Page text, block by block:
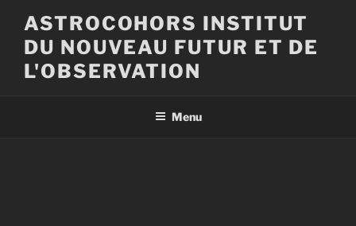
contenu
principal
ASTROCOHORS INSTITUT
DU NOUVEAU FUTUR ET DE
L'OBSERVATION
Menu